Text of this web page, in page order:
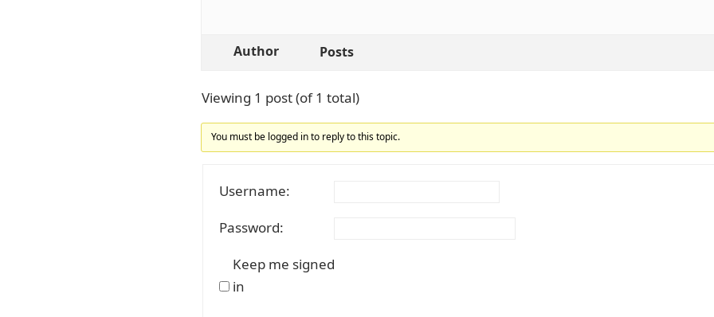
Author Posts
Viewing 1 post (of 1 total)
You must be logged in to reply to this topic.
Username:
Password:
Keep me signed
in